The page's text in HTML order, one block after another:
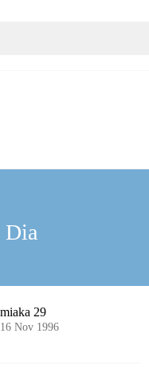
Dia
miaka 29
16 Nov 1996